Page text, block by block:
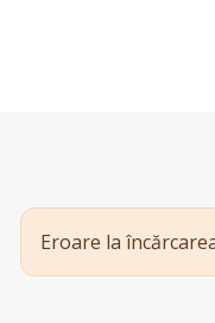
Eroare la